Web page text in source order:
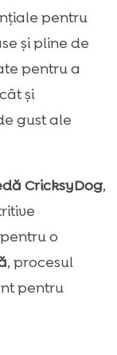
pentru
și pline de
pentru a
și
gust ale
CricksyDog,
o
, procesul
pentru